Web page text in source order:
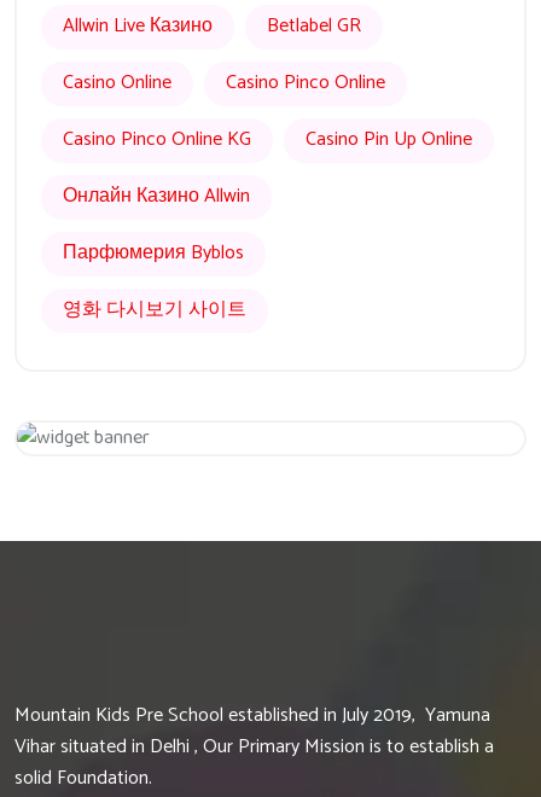
Allwin Live Казино
Betlabel GR
Casino Online
Casino Pinco Online
Casino Pinco Online KG
Casino Pin Up Online
Онлайн Казино Allwin
Парфюмерия Byblos
영화 다시보기 사이트
Mountain Kids Pre School established in July 2019, Yamuna
Vihar situated in Delhi , Our Primary Mission is to establish a
solid Foundation.